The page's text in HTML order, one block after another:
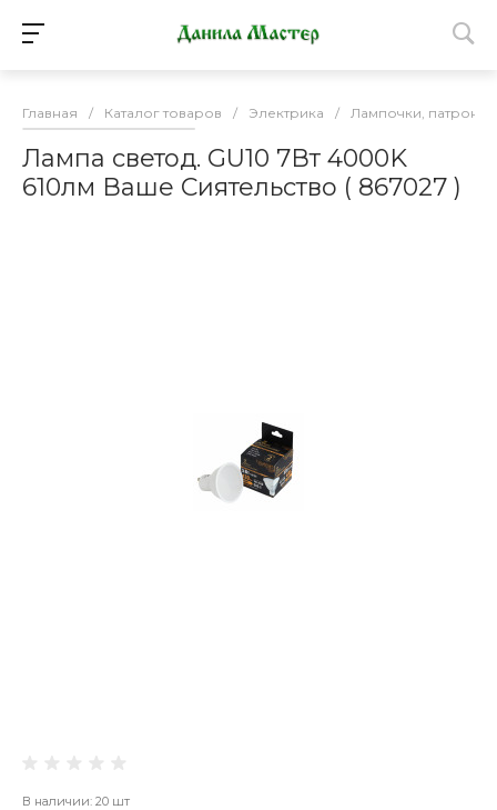
Главная / Каталог товаров / Электрика / Лампочки, патроны
Лампа светод. GU10 7Вт 4000K
610лм Ваше Сиятельство ( 867027 )
В наличии: 20 шт